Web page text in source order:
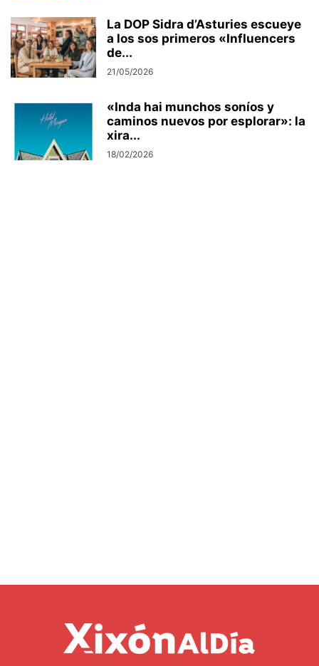
La DOP Sidra d’Asturies escueye
a los sos primeros «Influencers
de...
21/05/2026
«Inda hai munchos soníos y
caminos nuevos por esplorar»: la
xira...
18/02/2026